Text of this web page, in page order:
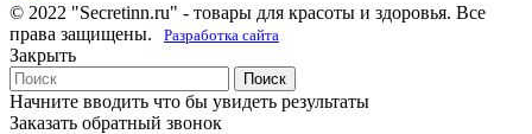
© 2022 "Secretinn.ru" - товары для красоты и здоровья. Все
права защищены.
Разработка сайта
Закрыть
Поиск
Начните вводить что бы увидеть результаты
Заказать обратный звонок